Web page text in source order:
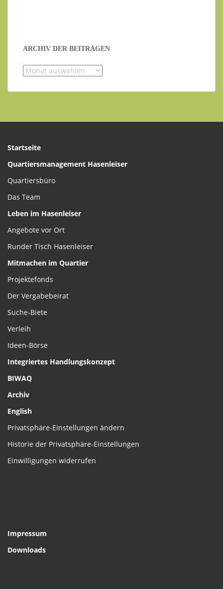
ARCHIV DER BEITRÄGEN
Startseite
Quartiersmanagement Hasenleiser
Quartiersbüro
Das Team
Leben im Hasenleiser
Angebote vor Ort
Runder Tisch Hasenleiser
Mitmachen im Quartier
Projektefonds
Der Vergabebeirat
Suche-Biete
Verleih
Ideen-Börse
Integriertes Handlungskonzept
BIWAQ
Archiv
English
Privatsphäre-Einstellungen ändern
Historie der Privatsphäre-Einstellungen
Einwilligungen widerrufen
Impressum
Downloads